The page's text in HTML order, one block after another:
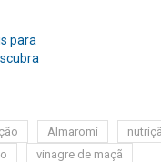
para
Almaromi
vinagre de maçã